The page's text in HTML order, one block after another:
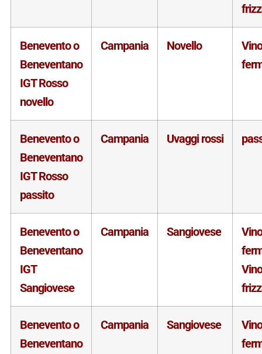
Benevento o
Beneventano
IGT Rosso
novello
Campania Novello
Vino
Benevento o
Beneventano
IGT Rosso
passito
Campania Uvaggi rossi
Benevento o
Beneventano
IGT
Sangiovese
Campania Sangiovese
Vino
Vino
Benevento o
Beneventano
Campania Sangiovese
Vino